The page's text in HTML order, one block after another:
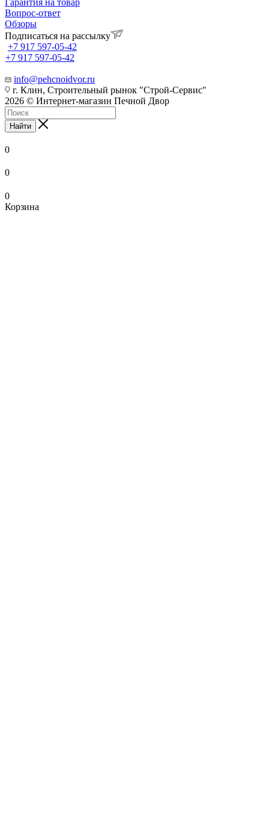
Вопрос-ответ
Обзоры
Подписаться на рассылку
+7 917 597-05-42
+7 917 597-05-42
info@pehcnoidvor.ru
г. Клин, Строительный рынок "Строй-Сервис"
2026 © Интернет-магазин Печной Двор
Найти
0
0
0
Корзина